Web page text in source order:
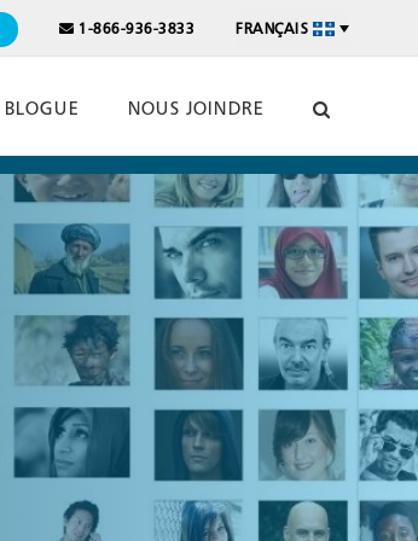
1-866-936-3833 FRANÇAIS
BLOGUE NOUS JOINDRE